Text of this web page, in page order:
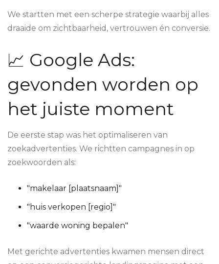
We startten met een scherpe strategie waarbij alles
draaide om zichtbaarheid, vertrouwen én conversie.
📈 Google Ads:
gevonden worden op
het juiste moment
De eerste stap was het optimaliseren van
zoekadvertenties. We richtten campagnes in op
zoekwoorden als:
"makelaar [plaatsnaam]"
"huis verkopen [regio]"
"waarde woning bepalen"
Met gerichte advertenties kwamen mensen direct